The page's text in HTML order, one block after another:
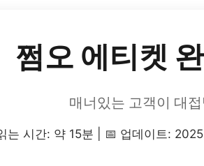
쩜오 에티켓
매너있는 고객이 대
는 시간: 약 15분 | 📅 업데이트: